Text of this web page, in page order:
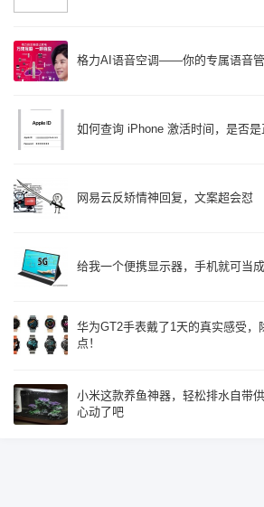
格力AI语音空调——你的专属语音
如何查询 iPhone 激活时间，是否是
网易云反矫情神回复，文案超会怼
给我一个便携显示器，手机就可当
华为GT2手表戴了1天的真实感受，
点！
小米这款养鱼神器，轻松排水自带
心动了吧